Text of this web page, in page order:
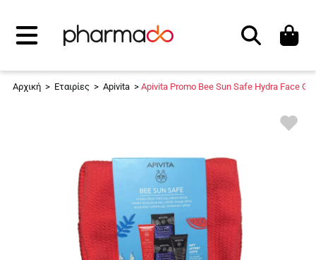
Αναζήτηση
Αρχική > Εταιρίες > Apivita > Apivita Promo Bee Sun Safe Hydra Face